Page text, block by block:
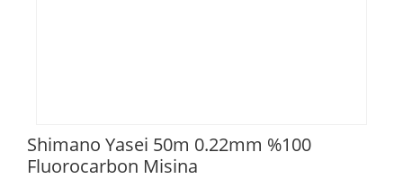
Shimano Yasei 50m 0.22mm %100
Fluorocarbon Misina